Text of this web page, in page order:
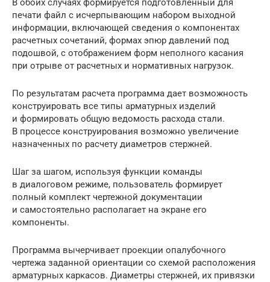
В обоих случаях формируется подготовленный для
печати файл с исчерпывающим набором выходной
информации, включающей сведения о компонентах
расчетных сочетаний, формах эпюр давлений под
подошвой, с отображением форм неполного касания
при отрыве от расчетных и нормативных нагрузок.
По результатам расчета программа дает возможность
конструировать все типы арматурных изделий
и формировать общую ведомость расхода стали.
В процессе конструирования возможно увеличение
назначенных по расчету диаметров стержней.
Шаг за шагом, используя функции команды
в диалоговом режиме, пользователь формирует
полный комплект чертежной документации
и самостоятельно располагает на экране его
компоненты.
Программа вычерчивает проекции опалубочного
чертежа заданной ориентации со схемой расположения
арматурных каркасов. Диаметры стержней, их привязки